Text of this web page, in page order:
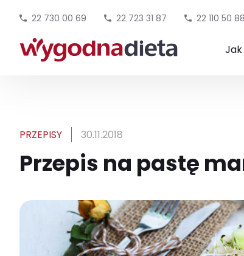
22 730 00 69 22 723 31 87 22 110 50 88
Jak
PRZEPISY 30.11.2018
Przepis na pastę